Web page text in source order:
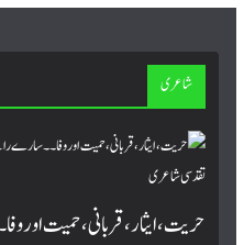
شاعری
حریت، ایثار، قربانی، حمیت